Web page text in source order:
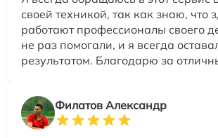
своей техникой, так как знаю, что
работают профессионалы своего
не раз помогали, и я всегда
результатом. Благодарю за
Филатов Александр